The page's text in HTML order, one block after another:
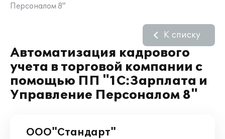
Персоналом 8"
Автоматизация кадрового
учета в торговой компании с
помощью ПП "1С:Зарплата и
Управление Персоналом 8"
К списку
ООО"Стандарт"